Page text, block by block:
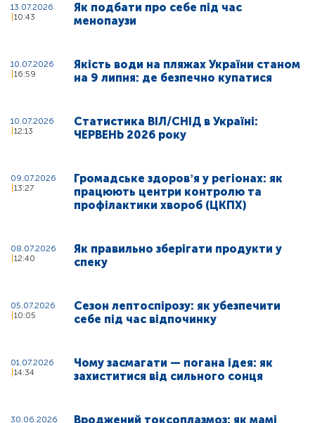
13.07.2026
10:43
Як подбати про себе під час
менопаузи
10.07.2026
16:59
Якість води на пляжах України станом
на 9 липня: де безпечно купатися
10.07.2026
12:13
Статистика ВІЛ/СНІД в Україні:
ЧЕРВЕНЬ 2026 року
09.07.2026
13:27
Громадське здоровʼя у регіонах: як
працюють центри контролю та
профілактики хвороб (ЦКПХ)
08.07.2026
12:40
Як правильно зберігати продукти у
спеку
05.07.2026
10:05
Сезон лептоспірозу: як убезпечити
себе під час відпочинку
01.07.2026
14:34
Чому засмагати — погана ідея: як
захиститися від сильного сонця
30.06.2026
Вроджений токсоплазмоз: як мамі